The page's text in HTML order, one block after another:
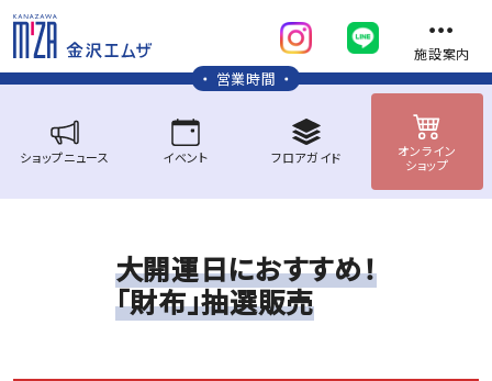
施設案内
営業時間
ショップニュース イベント フロアガイド
オンライン
ショップ
大開運日におすすめ！
「財布」抽選販売